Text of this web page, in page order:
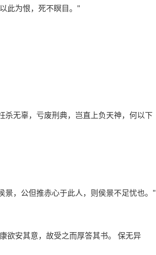
此为恨，死不瞑目。"
无辜，亏废刑典，岂直上负天神，何以下
，公但推赤心于此人，则侯景不足忧也。"
欲安其意，故受之而厚答其书。 保无异